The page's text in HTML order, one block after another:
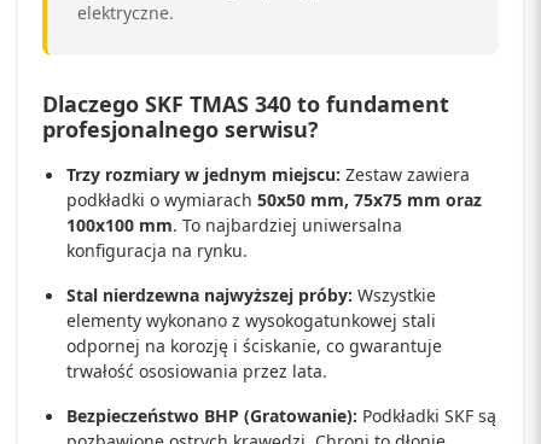
elektryczne.
Dlaczego SKF TMAS 340 to fundament
profesjonalnego serwisu?
Trzy rozmiary w jednym miejscu: Zestaw zawiera
podkładki o wymiarach 50x50 mm, 75x75 mm oraz
100x100 mm. To najbardziej uniwersalna
konfiguracja na rynku.
Stal nierdzewna najwyższej próby: Wszystkie
elementy wykonano z wysokogatunkowej stali
odpornej na korozję i ściskanie, co gwarantuje
trwałość ososiowania przez lata.
Bezpieczeństwo BHP (Gratowanie): Podkładki SKF są